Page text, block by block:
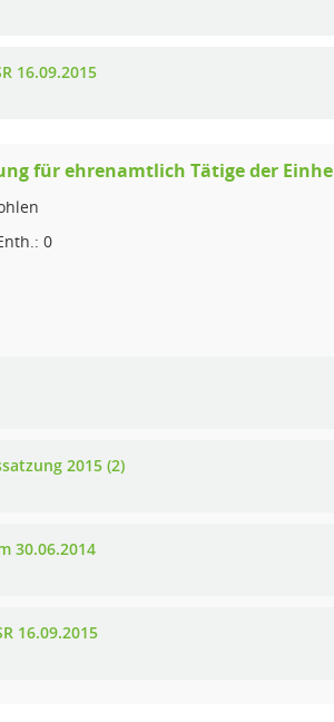
16.09.2015
für ehrenamtlich Tätige der
0
2015 (2)
30.06.2014
16.09.2015